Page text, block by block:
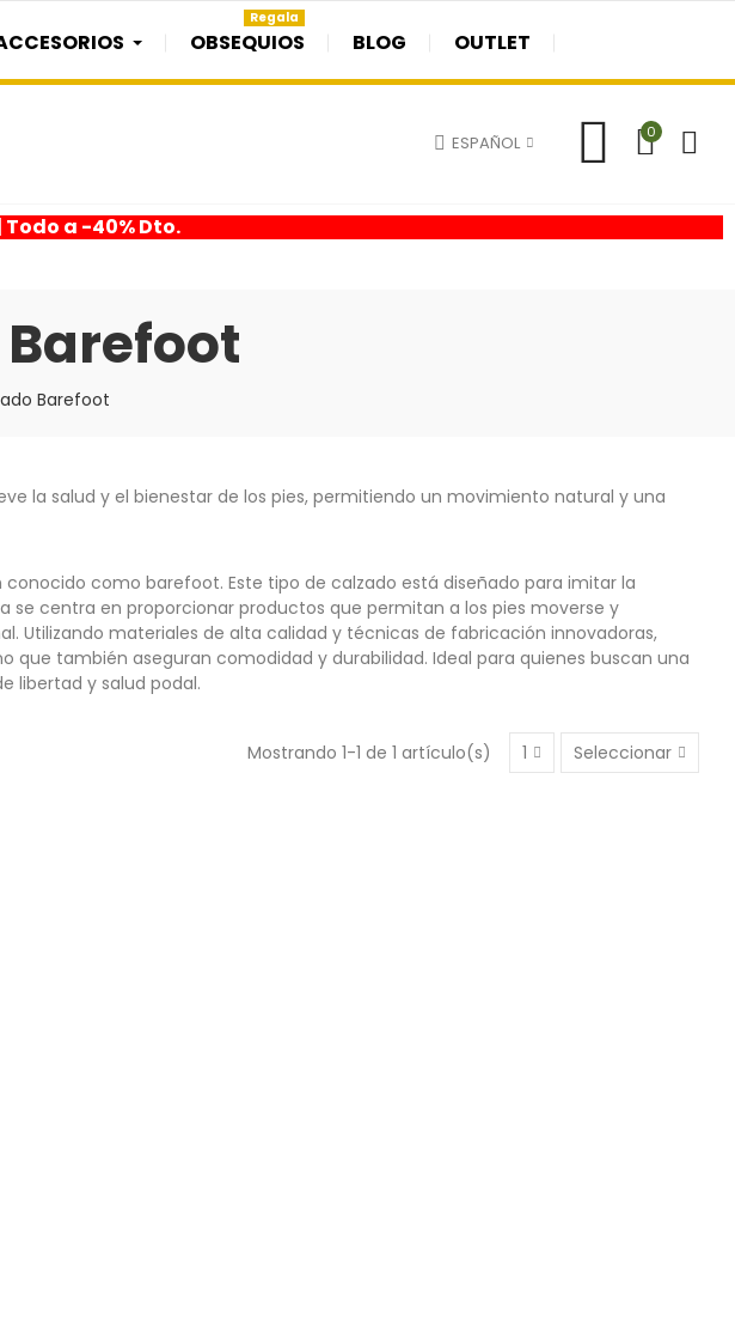
OBSEQUIOS
Regala
BLOG OUTLET
ESPAÑOL 0
Todo a -40% Dto.
Barefoot
la salud y el bienestar de los pies, permitiendo un movimiento natural y una
como barefoot. Este tipo de calzado está diseñado para imitar la
centra en proporcionar productos que permitan a los pies moverse y
Utilizando materiales de alta calidad y técnicas de fabricación innovadoras,
que también aseguran comodidad y durabilidad. Ideal para quienes buscan una
libertad y salud podal.
Mostrando 1-1 de 1 artículo(s) 1 Seleccionar